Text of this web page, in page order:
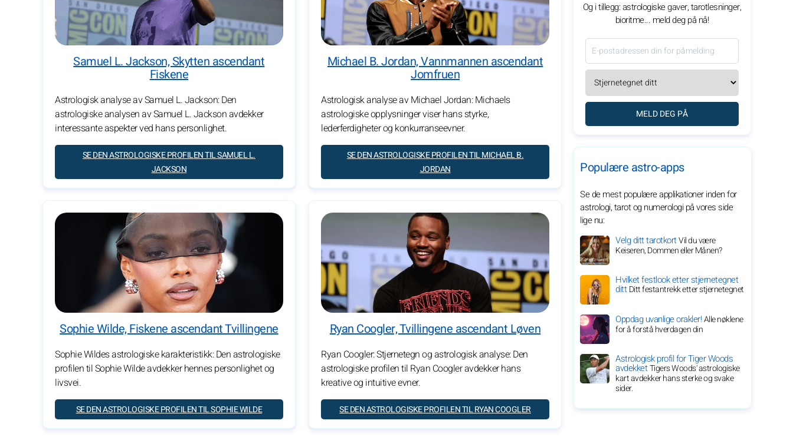
Samuel L. Jackson, Skytten ascendant
Fiskene
Astrologisk analyse av Samuel L. Jackson: Den
astrologiske analysen av Samuel L. Jackson avdekker
interessante aspekter ved hans personlighet.
SE DEN ASTROLOGISKE PROFILEN TIL SAMUEL L.
JACKSON
Michael B. Jordan, Vannmannen ascendant
Jomfruen
Astrologisk analyse av Michael Jordan: Michaels
astrologiske opplysninger viser hans styrke,
lederferdigheter og konkurranseevner.
SE DEN ASTROLOGISKE PROFILEN TIL MICHAEL B.
JORDAN
Sophie Wilde, Fiskene ascendant Tvillingene
Sophie Wildes astrologiske karakteristikk: Den astrologiske
profilen til Sophie Wilde avdekker hennes personlighet og
livsvei.
SE DEN ASTROLOGISKE PROFILEN TIL SOPHIE WILDE
Ryan Coogler, Tvillingene ascendant Løven
Ryan Coogler: Stjernetegn og astrologisk analyse: Den
astrologiske profilen til Ryan Coogler avdekker hans
kreative og intuitive evner.
SE DEN ASTROLOGISKE PROFILEN TIL RYAN COOGLER
Og i tillegg: astrologiske gaver, tarotlesninger,
bioritme... meld deg på nå!
MELD DEG PÅ
Populære astro-apps
Se de mest populære applikationer inden for
astrologi, tarot og numerologi på vores side
lige nu:
Velg ditt tarotkortVil du være
Keiseren, Dommen eller Månen?
Hvilket festlook etter stjernetegnet
dittDitt festantrekk etter stjernetegnet
Oppdag uvanlige orakler!Alle nøklene
for å forstå hverdagen din
Astrologisk profil for Tiger Woods
avdekketTigers Woods' astrologiske
kart avdekker hans sterke og svake
sider.